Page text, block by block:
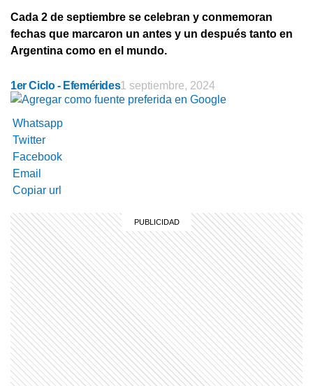
Cada 2 de septiembre se celebran y conmemoran
fechas que marcaron un antes y un después tanto en
Argentina como en el mundo.
1er Ciclo - Efemérides1 septiembre, 2024
Whatsapp
Twitter
Facebook
Email
Copiar url